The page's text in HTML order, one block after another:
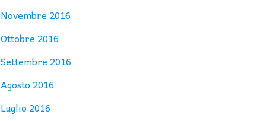
Novembre 2016
Ottobre 2016
Settembre 2016
Agosto 2016
Luglio 2016